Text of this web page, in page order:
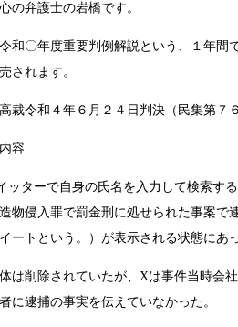
の弁護士の岩橋です。
和〇年度重要判例解説という、１年間
されます。
裁令和４年６月２４日判決（民集第７
容
ッターで自身の氏名を入力して検索す
物侵入罪で罰金刑に処せられた事案
ートという。）が表示される状態にあっ
は削除されていたが、Xは事件当時会
に逮捕の事実を伝えていなかった。